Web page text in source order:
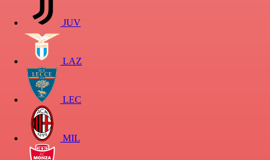
JUV
LAZ
LEC
MIL